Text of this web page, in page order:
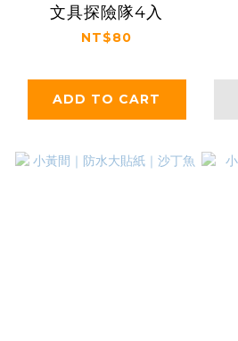
文具探險隊4入
NT$80
ADD TO CART